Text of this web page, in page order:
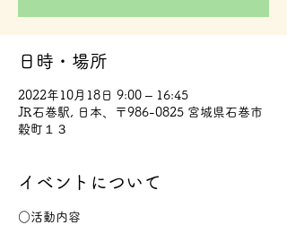
日時・場所
2022年10月18日 9:00 – 16:45
JR石巻駅, 日本、〒986-0825 宮城県石巻市
穀町１３
イベントについて
○活動内容